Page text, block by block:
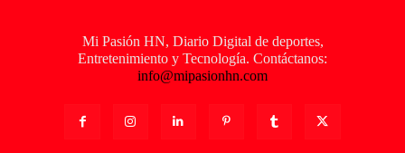
Mi Pasión HN, Diario Digital de deportes,
Entretenimiento y Tecnología. Contáctanos:
info@mipasionhn.com